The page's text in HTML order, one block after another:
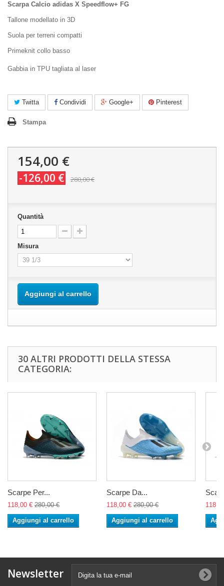
Scarpa Calcio adidas X Speedflow+ FG
Tallone modellato in 3D
Suola per terreni compatti
Primeknit collo basso
Gabbia in TPU tagliata al laser
Twitta Condividi Google+ Pinterest
Stampa
154,00 €
-126,00 € 280,00 €
Quantità
Misura
Aggiungi al carrello
30 ALTRI PRODOTTI DELLA STESSA
CATEGORIA:
Scarpe Per...
118,00 € 280,00 €
Aggiungi al carrello
Scarpe Da...
118,00 € 280,00 €
Aggiungi al carrello
Newsletter